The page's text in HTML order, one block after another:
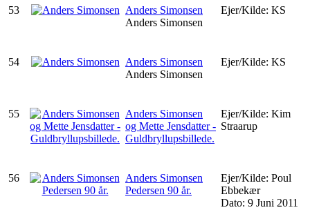
53
Anders Simonsen
Anders Simonsen
Ejer/Kilde: KS
54
Anders Simonsen
Anders Simonsen
Ejer/Kilde: KS
55
Anders Simonsen
og Mette Jensdatter -
Guldbryllupsbillede.
Ejer/Kilde: Kim
Straarup
56
Anders Simonsen
Pedersen 90 år.
Ejer/Kilde: Poul
Ebbekær
Dato: 9 Juni 2011